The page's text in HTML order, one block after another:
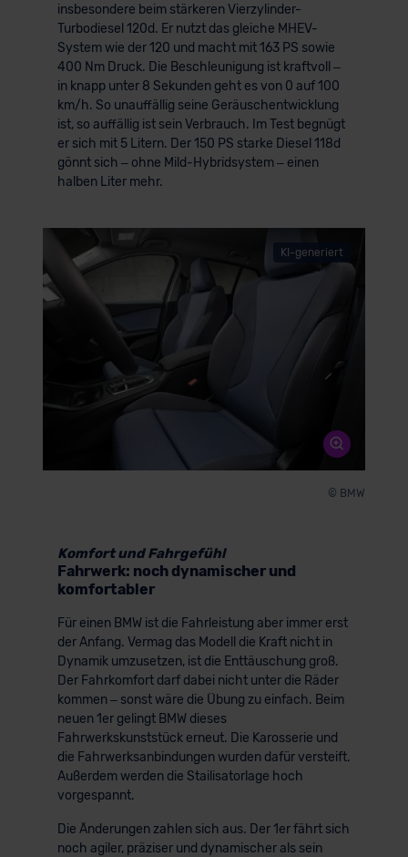
insbesondere beim stärkeren Vierzylinder-
Turbodiesel 120d. Er nutzt das gleiche MHEV-
System wie der 120 und macht mit 163 PS sowie
400 Nm Druck. Die Beschleunigung ist kraftvoll –
in knapp unter 8 Sekunden geht es von 0 auf 100
km/h. So unauffällig seine Geräuschentwicklung
ist, so auffällig ist sein Verbrauch. Im Test begnügt
er sich mit 5 Litern. Der 150 PS starke Diesel 118d
gönnt sich – ohne Mild-Hybridsystem – einen
halben Liter mehr.
KI-generiert
© BMW
Komfort und Fahrgefühl
Fahrwerk: noch dynamischer und
komfortabler
Für einen BMW ist die Fahrleistung aber immer erst
der Anfang. Vermag das Modell die Kraft nicht in
Dynamik umzusetzen, ist die Enttäuschung groß.
Der Fahrkomfort darf dabei nicht unter die Räder
kommen – sonst wäre die Übung zu einfach. Beim
neuen 1er gelingt BMW dieses
Fahrwerkskunststück erneut. Die Karosserie und
die Fahrwerksanbindungen wurden dafür versteift.
Außerdem werden die Stailisatorlage hoch
vorgespannt.
Die Änderungen zahlen sich aus. Der 1er fährt sich
noch agiler, präziser und dynamischer als sein